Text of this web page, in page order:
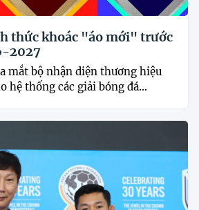
thức khoác "áo mới" trước
2027
mắt bộ nhận diện thương hiệu
hệ thống các giải bóng đá...